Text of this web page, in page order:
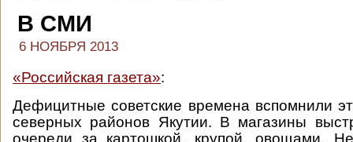
В СМИ
6 НОЯБРЯ 2013
«Российская газета»:
Дефицитные советские времена вспомнили
северных районов Якутии. В магазины
очереди за картошкой, крупой, овощами.